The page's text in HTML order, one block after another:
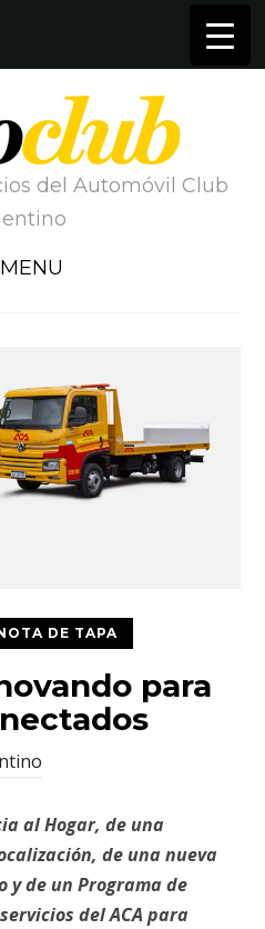
del Automóvil Club
MENU
DE TAPA
para
al Hogar, de una
de una nueva
y de un Programa de
del ACA para